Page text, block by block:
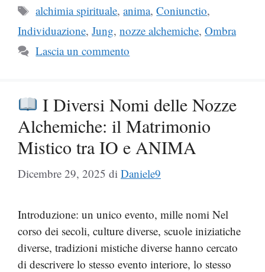
Tag
alchimia spirituale,anima,Coniunctio,
Individuazione, Jung, nozze alchemiche, Ombra
Lascia un commento
I Diversi Nomi delle Nozze
Alchemiche: il Matrimonio
Mistico tra IO e ANIMA
Dicembre 29, 2025 di Daniele9
Introduzione: un unico evento, mille nomi Nel
corso dei secoli, culture diverse, scuole iniziatiche
diverse, tradizioni mistiche diverse hanno cercato
di descrivere lo stesso evento interiore, lo stesso